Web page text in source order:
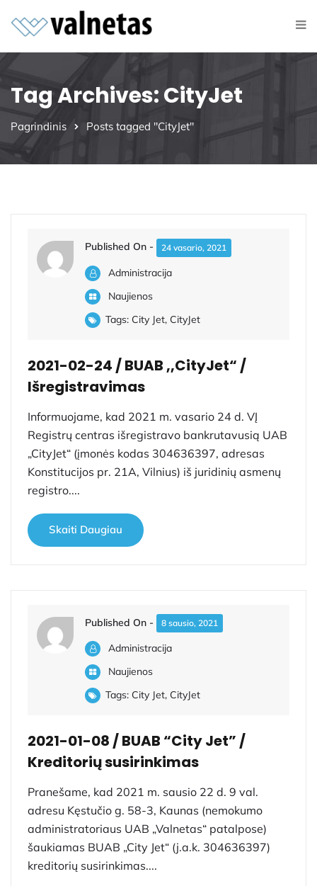
Tag Archives: CityJet
Pagrindinis Posts tagged "CityJet"
Published On - 24 vasario, 2021
Administracija
Naujienos
Tags: City Jet, CityJet
2021-02-24 / BUAB ,,CityJet“ /
Išregistravimas
Informuojame, kad 2021 m. vasario 24 d. VĮ
Registrų centras išregistravo bankrutavusią UAB
„CityJet“ (įmonės kodas 304636397, adresas
Konstitucijos pr. 21A, Vilnius) iš juridinių asmenų
registro....
Skaiti Daugiau
Published On - 8 sausio, 2021
Administracija
Naujienos
Tags: City Jet, CityJet
2021-01-08 / BUAB “City Jet” /
Kreditorių susirinkimas
Pranešame, kad 2021 m. sausio 22 d. 9 val.
adresu Kęstučio g. 58-3, Kaunas (nemokumo
administratoriaus UAB „Valnetas“ patalpose)
šaukiamas BUAB „City Jet“ (j.a.k. 304636397)
kreditorių susirinkimas....